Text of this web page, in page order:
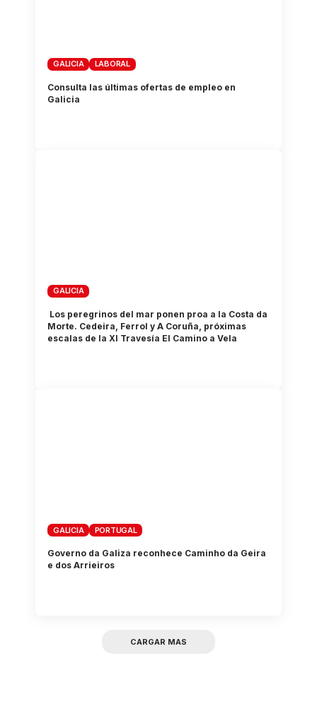
GALICIA LABORAL
Consulta las últimas ofertas de empleo en
Galicia
GALICIA
Los peregrinos del mar ponen proa a la Costa da
Morte. Cedeira, Ferrol y A Coruña, próximas
escalas de la XI Travesía El Camino a Vela
GALICIA PORTUGAL
Governo da Galiza reconhece Caminho da Geira
e dos Arrieiros
CARGAR MAS